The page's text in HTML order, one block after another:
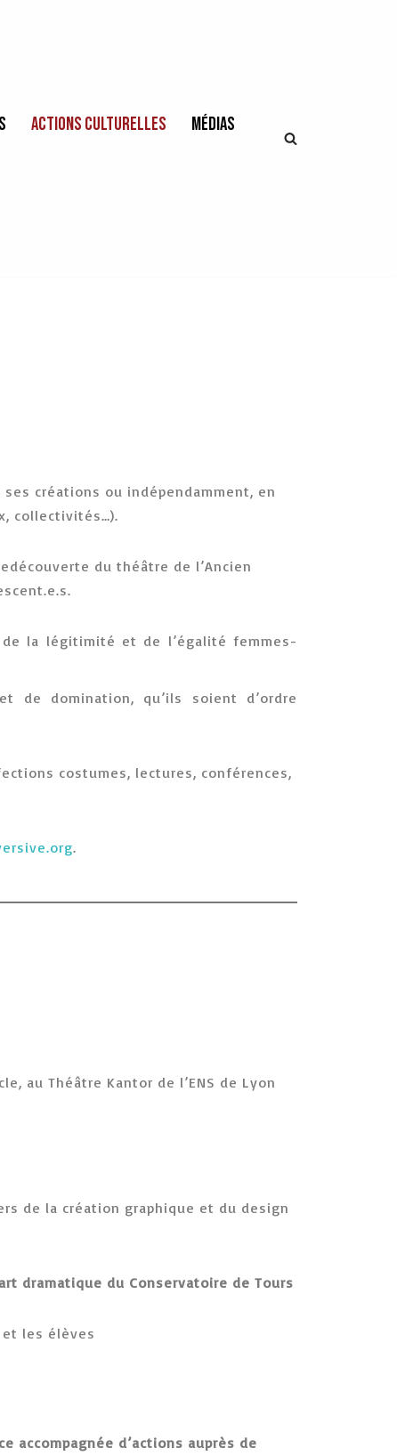
Actions culturelles
Médias
créations ou indépendamment, en
collectivités…).
du théâtre de l’Ancien
la légitimité et de l’égalité femmes-
de domination, qu’ils soient d’ordre
costumes, lectures, conférences,
.
au Théâtre Kantor de l’ENS de Lyon
de la création graphique et du design
dramatique du Conservatoire de Tours
les élèves
accompagnée d’actions auprès de